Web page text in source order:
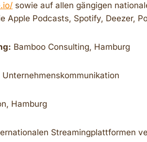
sowie auf allen gängigen
Apple Podcasts, Spotify, Deezer,
Bamboo Consulting, Hamburg
Hamburg
Streamingplattformen